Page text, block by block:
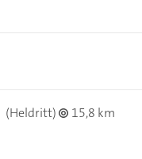
(Heldritt)
15,8 km